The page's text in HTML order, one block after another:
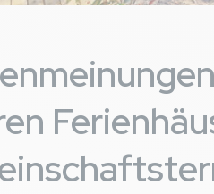
thumb_downCompte tenu du
la route à l'angle
presque) pour
nettoyé par un
en arrivant dans
équipé